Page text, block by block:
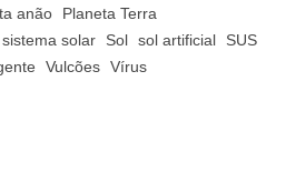
anão
Planeta Terra
sistema solar Sol sol artificial
SUS
Vulcões Vírus